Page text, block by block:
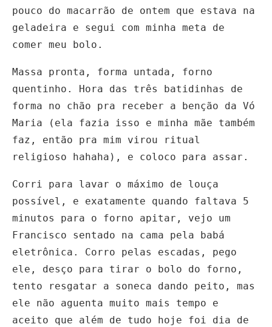
pouco do macarrão de ontem que estava na
geladeira e segui com minha meta de
comer meu bolo.
Massa pronta, forma untada, forno
quentinho. Hora das três batidinhas de
forma no chão pra receber a benção da Vó
Maria (ela fazia isso e minha mãe também
faz, então pra mim virou ritual
religioso hahaha), e coloco para assar.
Corri para lavar o máximo de louça
possível, e exatamente quando faltava 5
minutos para o forno apitar, vejo um
Francisco sentado na cama pela babá
eletrônica. Corro pelas escadas, pego
ele, desço para tirar o bolo do forno,
tento resgatar a soneca dando peito, mas
ele não aguenta muito mais tempo e
aceito que além de tudo hoje foi dia de